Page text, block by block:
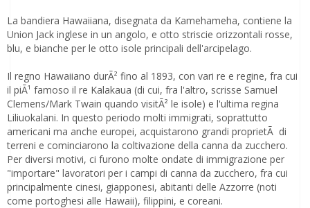
La bandiera Hawaiiana, disegnata da Kamehameha, contiene la
Union Jack inglese in un angolo, e otto striscie orizzontali rosse,
blu, e bianche per le otto isole principali dell'arcipelago.
Il regno Hawaiiano durÃ² fino al 1893, con vari re e regine, fra cui
il piÃ¹ famoso il re Kalakaua (di cui, fra l'altro, scrisse Samuel
Clemens/Mark Twain quando visitÃ² le isole) e l'ultima regina
Liliuokalani. In questo periodo molti immigrati, soprattutto
americani ma anche europei, acquistarono grandi proprietÃ di
terreni e cominciarono la coltivazione della canna da zucchero.
Per diversi motivi, ci furono molte ondate di immigrazione per
"importare" lavoratori per i campi di canna da zucchero, fra cui
principalmente cinesi, giapponesi, abitanti delle Azzorre (noti
come portoghesi alle Hawaii), filippini, e coreani.